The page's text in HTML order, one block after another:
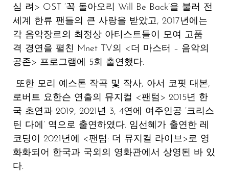
심 려> OST ‘꼭 돌아오리 Will Be Back’을 불러 전
세계 한류 팬들의 큰 사랑을 받았고, 2017년에는
각 음악장르의 최정상 아티스트들이 모여 고품
격 경연을 펼친 Mnet TV의 <더 마스터 – 음악의
공존> 프로그램에 5회 출연했다.
또한 모리 예스톤 작곡 및 작사, 아서 코핏 대본,
로버트 요한슨 연출의 뮤지컬 <팬텀> 2015년 한
국 초연과 2019, 2021년 3, 4연에 여주인공 ‘크리스
틴 다에’ 역으로 출연하였다. 임선혜가 출연한 레
코딩이 2021년에 <팬텀: 더 뮤지컬 라이브>로 영
화화되어 한국과 국외의 영화관에서 상영된 바 있
다.